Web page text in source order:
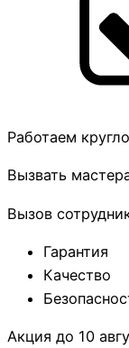
Работаем
Вызвать
Вызов
Гарантия
Качество
Акция до 10